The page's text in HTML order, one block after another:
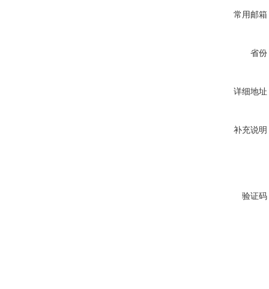
常用邮箱
省份
详细地址
补充说明
验证码